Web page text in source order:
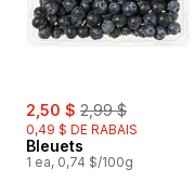
sale:
2,50 $ , formerly:
2,99 $
0,49 $ DE RABAIS
Bleuets
1 ea, 0,74 $/100g